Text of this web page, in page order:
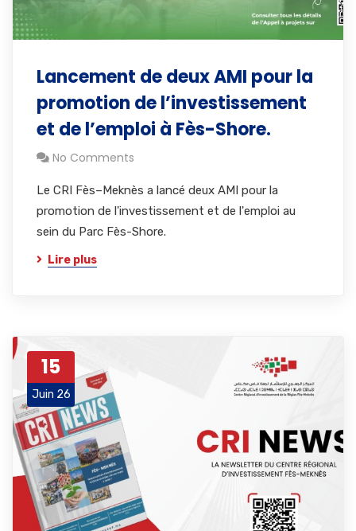
Lancement de deux AMI pour la
promotion de l’investissement
et de l’emploi à Fès-Shore.
No Comments
Le CRI Fès–Meknès a lancé deux AMI pour la
promotion de l'investissement et de l'emploi au
sein du Parc Fès-Shore.
Lire plus
15
Juin 26